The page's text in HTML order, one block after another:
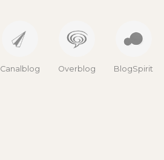
Canalblog Overblog BlogSpirit